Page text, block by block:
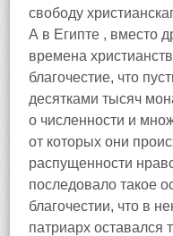
свободу
А в Египте , вместо
времена
благочестие, что
десятками тысяч
о численности и
от которых они
распущенности
последовало такое
благочестии, что в
патриарх оставался